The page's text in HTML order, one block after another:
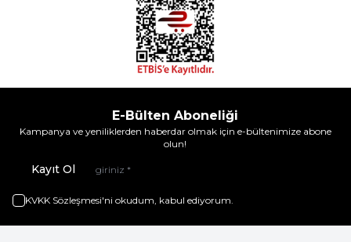
E-Bülten Aboneliği
Kampanya ve yeniliklerden haberdar olmak için e-bültenimize abone
olun!
Kayıt Ol
KVKK Sözleşmesi'ni okudum, kabul ediyorum.